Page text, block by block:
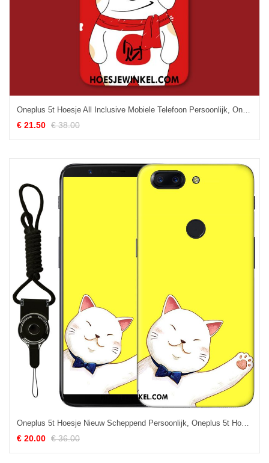
Oneplus 5t Hoesje All Inclusive Mobiele Telefoon Persoonlijk, Oneplus 5t Hoesje Hard Reliëf
€ 21.50 € 38.00
Oneplus 5t Hoesje Nieuw Scheppend Persoonlijk, Oneplus 5t Hoesje Reliëf Bescherming
€ 20.00 € 36.00